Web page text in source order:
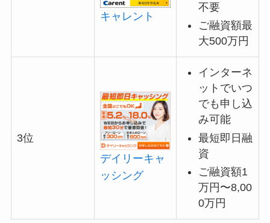
キャレント
不要
ご融資額最
大500万円
3位
デイリーキャ
ッシング
インターネ
ットでいつ
でも申し込
み可能
最短即日融
資
ご融資額1
万円〜8,00
0万円